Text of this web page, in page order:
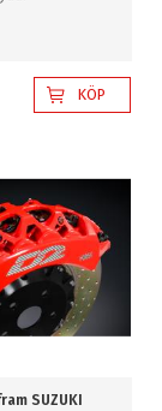
KÖP
SUZUKI